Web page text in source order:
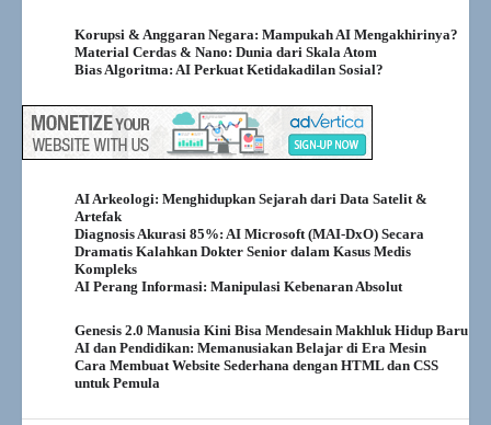
Korupsi & Anggaran Negara: Mampukah AI Mengakhirinya?
Material Cerdas & Nano: Dunia dari Skala Atom
Bias Algoritma: AI Perkuat Ketidakadilan Sosial?
AI Arkeologi: Menghidupkan Sejarah dari Data Satelit &
Artefak
Diagnosis Akurasi 85%: AI Microsoft (MAI-DxO) Secara
Dramatis Kalahkan Dokter Senior dalam Kasus Medis
Kompleks
AI Perang Informasi: Manipulasi Kebenaran Absolut
Genesis 2.0 Manusia Kini Bisa Mendesain Makhluk Hidup Baru
AI dan Pendidikan: Memanusiakan Belajar di Era Mesin
Cara Membuat Website Sederhana dengan HTML dan CSS
untuk Pemula